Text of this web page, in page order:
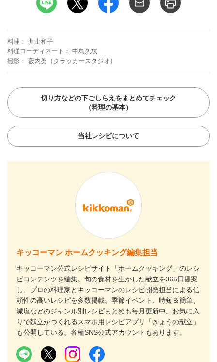
料理
井上和子
料理コーディネート
中島久枝
撮影
藪内努（クラッカースタジオ）
切り方などの下ごしらえをまとめてチェック
（料理の基本）
当社レシピについて
キッコーマン ホームクッキング編集担当
キッコーマン公式レシピサイト「ホームクッキング」のレシ
ピコンテンツを編集。旬の食材を生かした献立を365日提案
し、プロの料理家とキッコーマンのレシピ開発担当による信
頼性の高いレシピを多数掲載。季節イベント、時短＆簡単、
減塩などのジャンル別レシピまとめも毎月更新中。お気に入
りで献立がつくれるスマホ用レシピアプリ「きょうの献立」
も公開している。各種SNS公式アカウントもあります。